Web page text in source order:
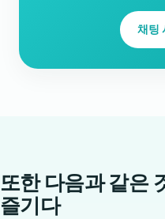
채팅
또한 다음과 같은
즐기다